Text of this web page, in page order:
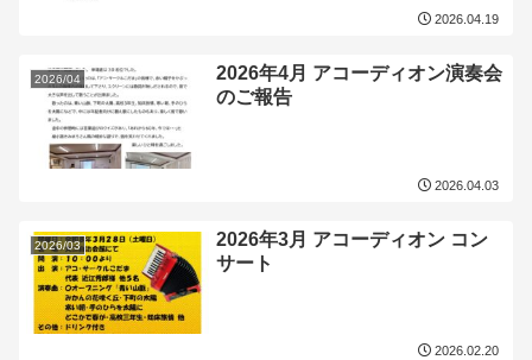
2026.04.19
2026/04
2026年4月 アコーディオン演奏会
のご報告
2026.04.03
2026/03
2026年3月 アコーディオン コン
サート
2026.02.20